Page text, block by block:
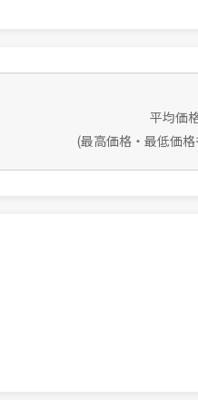
平均価
(最高価格・最低価